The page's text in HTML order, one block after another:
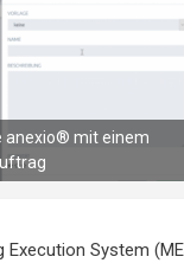
anexio® mit einem
Execution System